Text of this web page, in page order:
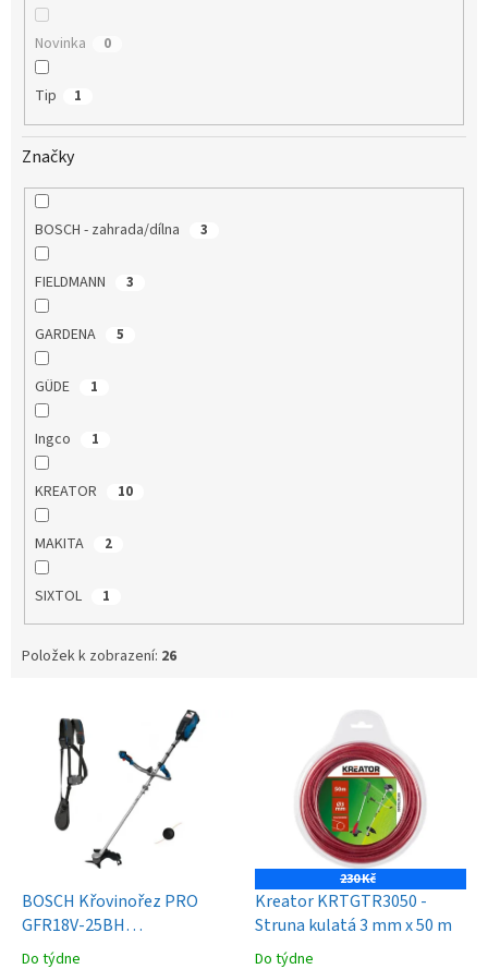
Novinka 0
Tip 1
Značky
BOSCH - zahrada/dílna 3
FIELDMANN 3
GARDENA 5
GÜDE 1
Ingco 1
KREATOR 10
MAKITA 2
SIXTOL 1
Položek k zobrazení: 26
BOSCH Křovinořez PRO
GFR18V-25BH
(0.600.8D1.200)
Do týdne
230 Kč
Kreator KRTGTR3050 -
Struna kulatá 3 mm x 50 m
Do týdne